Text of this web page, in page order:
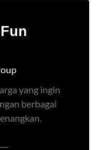
yang ingin
berbagai